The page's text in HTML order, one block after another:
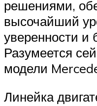
решениями,
высочайший
уверенности и
Разумеется
модели
Линейка